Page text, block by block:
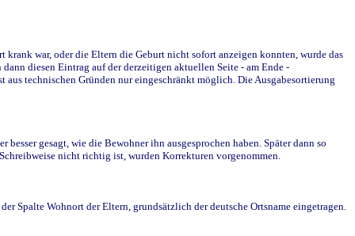
war, oder die Eltern die Geburt nicht sofort anzeigen konnten, wurde das
diesen Eintrag auf der derzeitigen aktuellen Seite - am Ende -
technischen Gründen nur eingeschränkt möglich. Die Ausgabesortierung
gesagt, wie die Bewohner ihn ausgesprochen haben. Später dann so
nicht richtig ist, wurden Korrekturen vorgenommen.
Spalte Wohnort der Eltern, grundsätzlich der deutsche Ortsname eingetragen.